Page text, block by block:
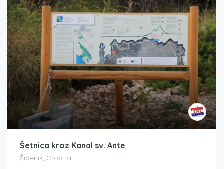
Šetnica kroz Kanal sv. Ante
Šibenik, Croatia